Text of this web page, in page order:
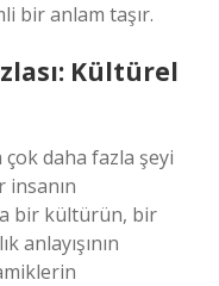
bir anlam taşır.
Kültürel
çok daha fazla şeyi
insanın
bir kültürün, bir
anlayışının